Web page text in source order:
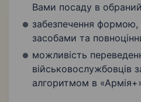
Вами посаду в
забезпечення формою,
засобами та
можливість
військовослужбовців
алгоритмом в